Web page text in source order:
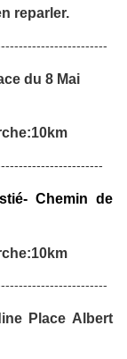
reparler.
du 8 Mai
Chemin de
Place Albert